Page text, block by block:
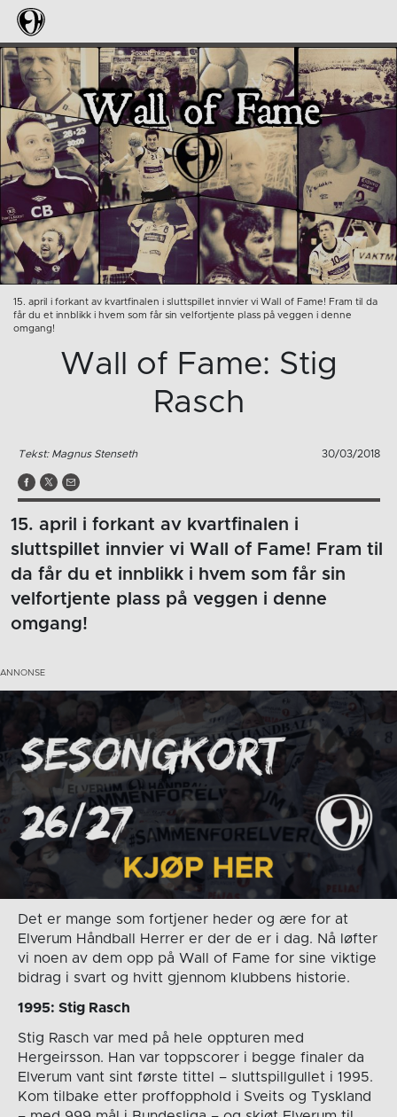
15. april i forkant av kvartfinalen i sluttspillet innvier vi Wall of Fame! Fram til da
får du et innblikk i hvem som får sin velfortjente plass på veggen i denne
omgang!
Wall of Fame: Stig
Rasch
Tekst: Magnus Stenseth 30/03/2018
15. april i forkant av kvartfinalen i
sluttspillet innvier vi Wall of Fame! Fram til
da får du et innblikk i hvem som får sin
velfortjente plass på veggen i denne
omgang!
Det er mange som fortjener heder og ære for at
Elverum Håndball Herrer er der de er i dag. Nå løfter
vi noen av dem opp på Wall of Fame for sine viktige
bidrag i svart og hvitt gjennom klubbens historie.
1995: Stig Rasch
Stig Rasch var med på hele oppturen med
Hergeirsson. Han var toppscorer i begge finaler da
Elverum vant sint første tittel – sluttspillgullet i 1995.
Kom tilbake etter proffopphold i Sveits og Tyskland